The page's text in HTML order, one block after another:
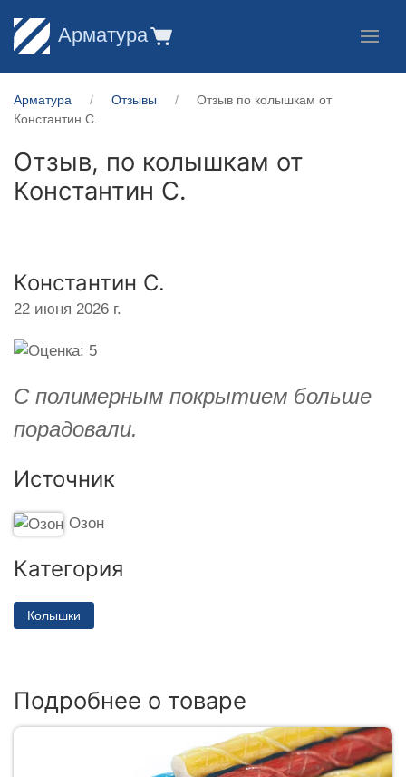
Арматура
Арматура Отзывы
Отзыв по колышкам от
Константин С.
Отзыв, по колышкам от
Константин С.
Константин С.
22 июня 2026 г.
С полимерным покрытием больше
порадовали.
Источник
Озон
Категория
Колышки
Подробнее о товаре